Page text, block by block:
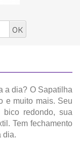
a dia? O Sapatilha
e muito mais. Seu
redondo, sua
Tem fechamento
dia.